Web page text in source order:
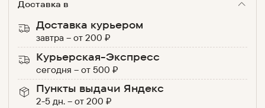
Доставка в
Доставка курьером
завтра –от200 ₽
Курьерская-Экспресс
сегодня –от500 ₽
Пункты выдачи Яндекс
2-5 дн. –от200 ₽